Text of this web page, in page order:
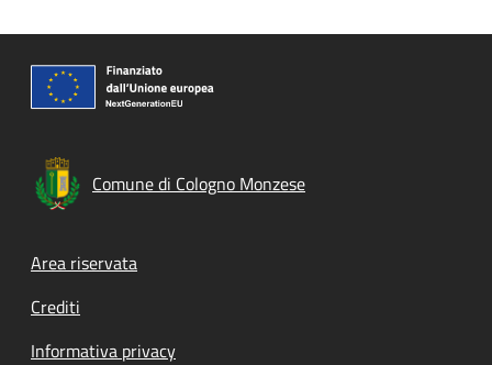
Comune di Cologno Monzese
Footer menu
Area riservata
Crediti
Informativa privacy